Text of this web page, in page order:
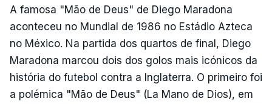
A famosa "Mão de Deus" de Diego Maradona
aconteceu no Mundial de 1986 no Estádio Azteca
no México. Na partida dos quartos de final, Diego
Maradona marcou dois dos golos mais icónicos da
história do futebol contra a Inglaterra. O primeiro foi
a polémica "Mão de Deus" (La Mano de Dios), em